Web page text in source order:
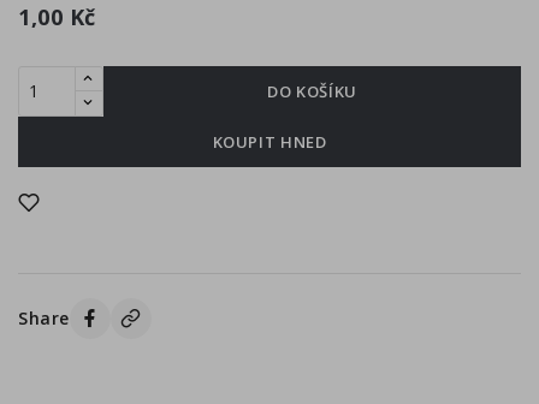
1,00 Kč
DO KOŠÍKU
KOUPIT HNED
Share